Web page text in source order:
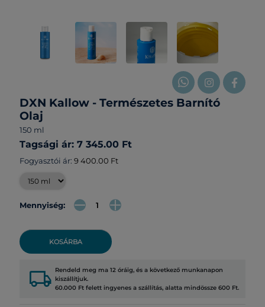
DXN Kallow - Természetes Barnító
Olaj
150 ml
Tagsági ár: 7 345.00 Ft
Fogyasztói ár: 9 400.00 Ft
Mennyiség:
KOSÁRBA
local_shipping Rendeld meg ma 12 óráig, és a következő munkanapon
kiszállítjuk.
60.000 Ft felett ingyenes a szállítás, alatta mindössze 600 Ft.